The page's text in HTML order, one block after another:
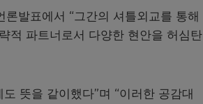
발표에서 “그간의 셔틀외교를 통해
적 파트너로서 다양한 현안을 허심탄
뜻을 같이했다”며 “이러한 공감대